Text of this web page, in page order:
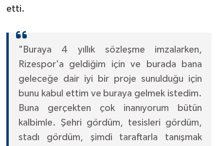
etti.
"Buraya 4 yıllık sözleşme imzalarken,
Rizespor'a geldiğim için ve burada bana
geleceğe dair iyi bir proje sunulduğu için
bunu kabul ettim ve buraya gelmek istedim.
Buna gerçekten çok inanıyorum bütün
kalbimle. Şehri gördüm, tesisleri gördüm,
stadı gördüm, şimdi taraftarla tanışmak